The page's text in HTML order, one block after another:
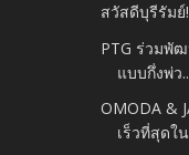
สวัสดีบุรีรัมย์
PTG ร่วมพั
แบบกึ่งพ่ว
OMODA &
เร็วที่สุดใน